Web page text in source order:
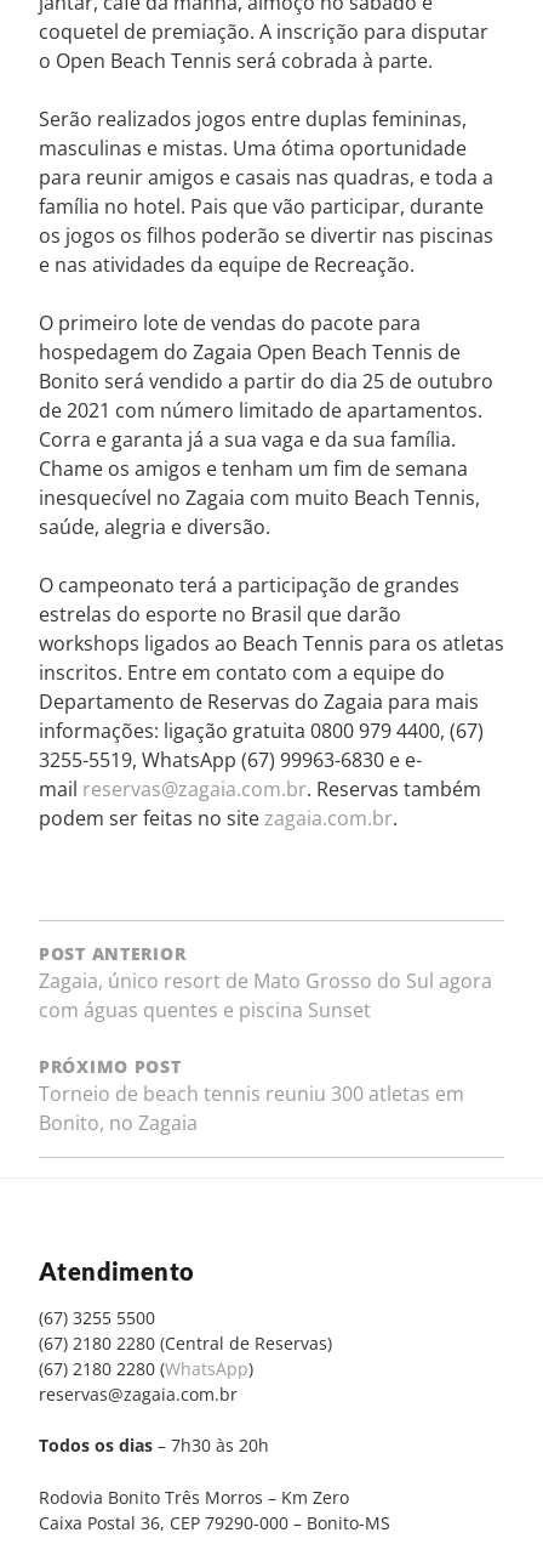
coquetel de premiação. A inscrição para disputar
o Open Beach Tennis será cobrada à parte.
Serão realizados jogos entre duplas femininas,
masculinas e mistas. Uma ótima oportunidade
para reunir amigos e casais nas quadras, e toda a
família no hotel. Pais que vão participar, durante
os jogos os filhos poderão se divertir nas piscinas
e nas atividades da equipe de Recreação.
O primeiro lote de vendas do pacote para
hospedagem do Zagaia Open Beach Tennis de
Bonito será vendido a partir do dia 25 de outubro
de 2021 com número limitado de apartamentos.
Corra e garanta já a sua vaga e da sua família.
Chame os amigos e tenham um fim de semana
inesquecível no Zagaia com muito Beach Tennis,
saúde, alegria e diversão.
O campeonato terá a participação de grandes
estrelas do esporte no Brasil que darão
workshops ligados ao Beach Tennis para os atletas
inscritos. Entre em contato com a equipe do
Departamento de Reservas do Zagaia para mais
informações: ligação gratuita 0800 979 4400, (67)
3255-5519, WhatsApp (67) 99963-6830 e e-
mail reservas@zagaia.com.br. Reservas também
podem ser feitas no sitezagaia.com.br.
POST ANTERIOR
Zagaia, único resort de Mato Grosso do Sul agora
com águas quentes e piscina Sunset
PRÓXIMO POST
Torneio de beach tennis reuniu 300 atletas em
Bonito, no Zagaia
Atendimento
(67) 3255 5500
(67) 2180 2280 (Central de Reservas)
(67) 2180 2280 (WhatsApp)
reservas@zagaia.com.br
Todos os dias – 7h30 às 20h
Rodovia Bonito Três Morros – Km Zero
Caixa Postal 36, CEP 79290-000 – Bonito-MS